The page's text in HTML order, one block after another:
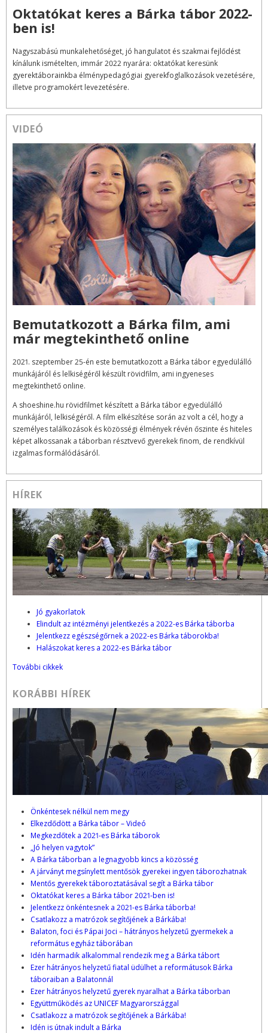
Oktatókat keres a Bárka tábor 2022-
ben is!
Nagyszabású munkalehetőséget, jó hangulatot és szakmai fejlődést
kínálunk ismételten, immár 2022 nyarára: oktatókat keresünk
gyerektáborainkba élménypedagógiai gyerekfoglalkozások vezetésére,
illetve programokért levezetésére.
VIDEÓ
Bemutatkozott a Bárka film, ami
már megtekinthető online
2021. szeptember 25-én este bemutatkozott a Bárka tábor egyedülálló
munkájáról és lelkiségéről készült rövidfilm, ami ingyeneses
megtekinthető online.
A shoeshine.hu rövidfilmet készített a Bárka tábor egyedülálló
munkájáról, lelkiségéről. A film elkészítése során az volt a cél, hogy a
személyes találkozások és közösségi élmények révén őszinte és hiteles
képet alkossanak a táborban résztvevő gyerekek finom, de rendkívül
izgalmas formálódásáról.
HÍREK
Jó gyakorlatok
Elindult az intézményi jelentkezés a 2022-es Bárka táborba
Jelentkezz egészségőrnek a 2022-es Bárka táborokba!
Halászokat keres a 2022-es Bárka tábor
További cikkek
KORÁBBI HÍREK
Önkéntesek nélkül nem megy
Elkezdődött a Bárka tábor – Videó
Megkezdőtek a 2021-es Bárka táborok
„Jó helyen vagytok”
A Bárka táborban a legnagyobb kincs a közösség
A járványt megsínylett mentősök gyerekei ingyen táborozhatnak
Mentős gyerekek táboroztatásával segít a Bárka tábor
Oktatókat keres a Bárka tábor 2021-ben is!
Jelentkezz önkéntesnek a 2021-es Bárka táborba!
Csatlakozz a matrózok segítőjének a Bárkába!
Balaton, foci és Pápai Joci – hátrányos helyzetű gyermekek a
református egyház táborában
Idén harmadik alkalommal rendezik meg a Bárka tábort
Ezer hátrányos helyzetű fiatal üdülhet a reformátusok Bárka
táboraiban a Balatonnál
Ezer hátrányos helyzetű gyerek nyaralhat a Bárka táborban
Együttműködés az UNICEF Magyarországgal
Csatlakozz a matrózok segítőjének a Bárkába!
Idén is útnak indult a Bárka